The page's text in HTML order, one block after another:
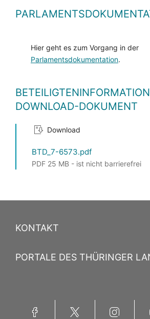
Hier geht es zum Vorgang in der
Parlamentsdokumentation.
DOWNLOAD-DOKUMENT
Download
BTD_7-6573.pdf
PDF 25 MB - ist nicht barrierefrei
KONTAKT
PORTALE DES THÜRINGER
Facebook Twitter Instagram